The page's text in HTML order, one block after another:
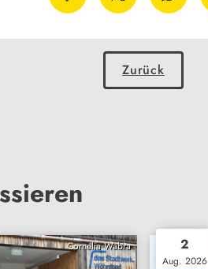
Zurück
Cornelia Wabra 2
Aug. 2026